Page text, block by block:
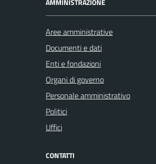
AMMINISTRAZIONE
Aree amministrative
Documenti e dati
Enti e fondazioni
Organi di governo
Personale amministrativo
Politici
Uffici
CONTATTI